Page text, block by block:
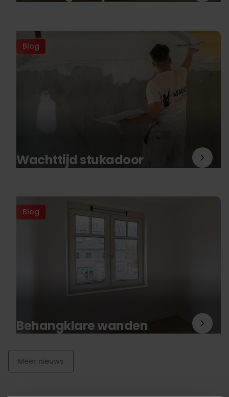
Blog
Wachttijd stukadoor
Blog
Behangklare wanden
Meer nieuws